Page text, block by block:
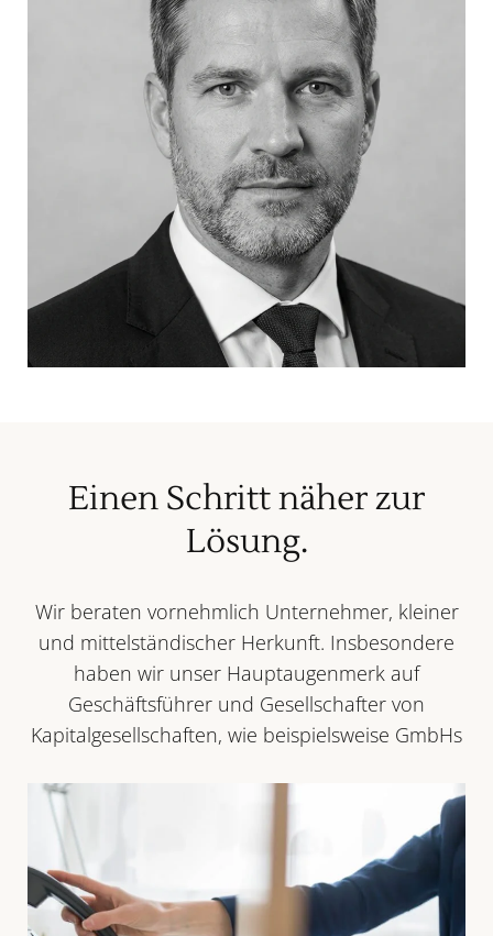
Einen Schritt näher zur
Lösung.
Wir beraten vornehmlich Unternehmer, kleiner
und mittelständischer Herkunft. Insbesondere
haben wir unser Hauptaugenmerk auf
Geschäftsführer und Gesellschafter von
Kapitalgesellschaften, wie beispielsweise GmbHs